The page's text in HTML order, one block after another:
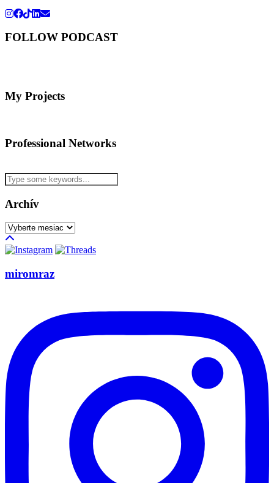
FOLLOW PODCAST
My Projects
Professional Networks
Archív
Archív
miromraz